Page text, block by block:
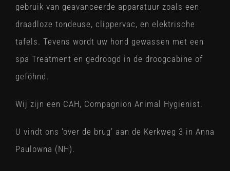
gebruik van geavanceerde apparatuur zoals een
draadloze tondeuse, clippervac, en elektrische
tafels. Tevens wordt uw hond gewassen met een
spa Treatment en gedroogd in de droogcabine of
geföhnd.
Wij zijn een CAH, Compagnion Animal Hygienist.
U vindt ons ‘over de brug’ aan de Kerkweg 3 in Anna
Paulowna (NH).